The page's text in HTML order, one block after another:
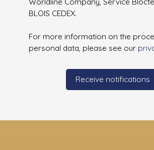
BLOIS CEDEX.
For more information on the
personal data, please see our
Receive notifications